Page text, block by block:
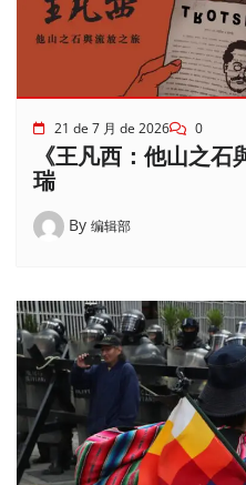
21 de 7 月 de 2026 0
《王凡西：他山之
瑞
By 编辑部